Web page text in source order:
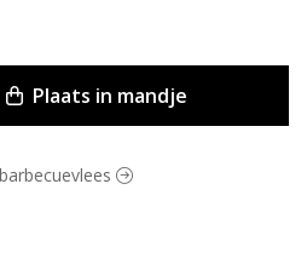
Plaats in mandje